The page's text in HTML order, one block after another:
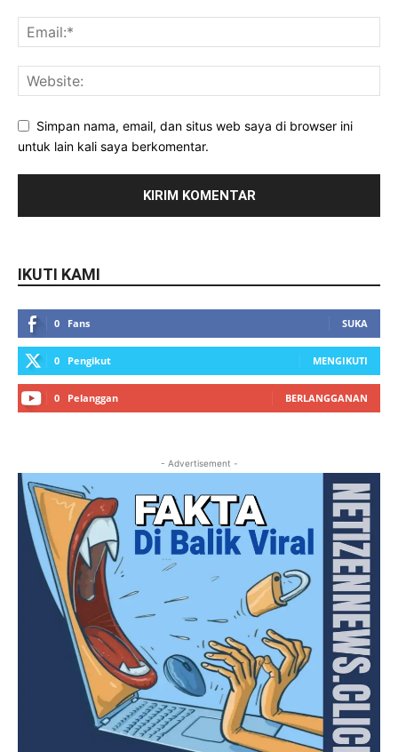
Simpan nama, email, dan situs web saya di browser ini
untuk lain kali saya berkomentar.
IKUTI KAMI
0 Fans SUKA
0 Pengikut MENGIKUTI
0 Pelanggan BERLANGGANAN
- Advertisement -